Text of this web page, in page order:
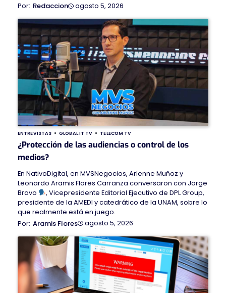
Redaccion
agosto 5, 2026
ENTREVISTAS GLOBAL IT TV TELECOM TV
¿Protección de las audiencias o control de los
medios?
En NativoDigital, en MVSNegocios, Arlenne Muñoz y
Leonardo Aramis Flores Carranza conversaron con Jorge
Bravo
, Vicepresidente Editorial Ejecutivo de DPL Group,
presidente de la AMEDI y catedrático de la UNAM, sobre lo
que realmente está en juego.
Aramis Flores
agosto 5, 2026